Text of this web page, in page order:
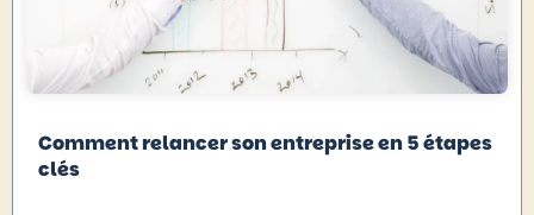
Comment relancer son entreprise en 5 étapes
clés